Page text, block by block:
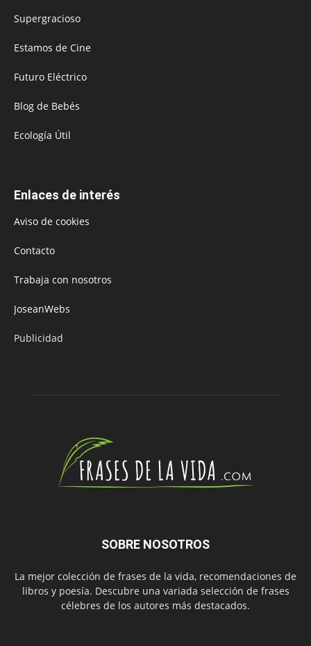
Supergracioso
Estamos de Cine
Futuro Eléctrico
Blog de Bebés
Ecología Útil
Enlaces de interés
Aviso de cookies
Contacto
Trabaja con nosotros
JoseanWebs
Publicidad
SOBRE NOSOTROS
La mejor colección de frases de la vida, recomendaciones de
libros y poesía. Descubre una variada selección de frases
célebres de los autores más destacados.